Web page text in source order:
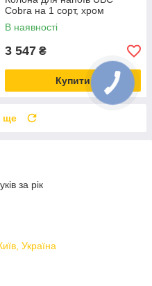
Cobra на 1 сорт, хром
В наявності
3 547 ₴
Купити
ще
за рік
Україна